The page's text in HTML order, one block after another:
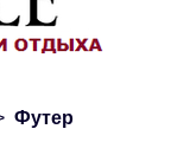
Футер